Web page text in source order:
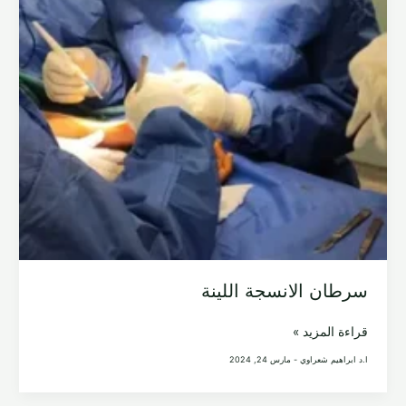
سرطان الانسجة اللينة
سرطان
الانسجة
قراءة المزيد »
ا.د ابراهيم شعراوي - مارس 24, 2024